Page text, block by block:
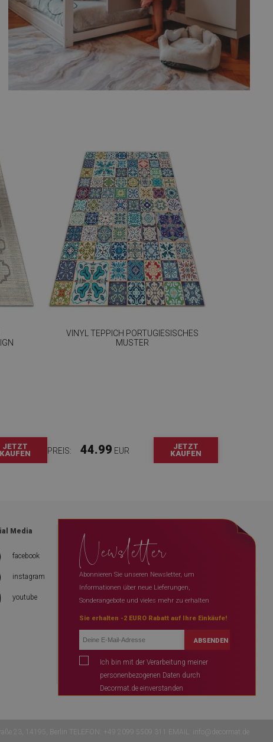
JETZT
KAUFEN
VINYL TEPPICH PORTUGIESISCHES
MUSTER
PREIS: 44.99 EUR
JETZT
KAUFEN
Media
facebook
instagram
youtube
Newsletter
Abonnieren Sie unseren Newsletter, um
Informationen über neue Lieferungen,
Sonderangebote und vieles mehr zu erhalten
Sie erhalten -2 EURO Rabatt auf Ihre Einkäufe!
ABSENDEN
Ich bin mit der Verarbeitung meiner
personenbezogenen Daten durch
Decormat.de einverstanden
23, 14195, Berlin TELEFON: +49 2099 5509 311 EMAIL: info@decormat.de